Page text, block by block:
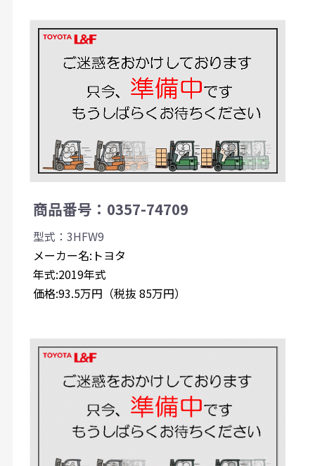
商品番号：0357-74709
型式：3HFW9
メーカー名:トヨタ
年式:2019年式
価格:93.5万円（税抜 85万円）